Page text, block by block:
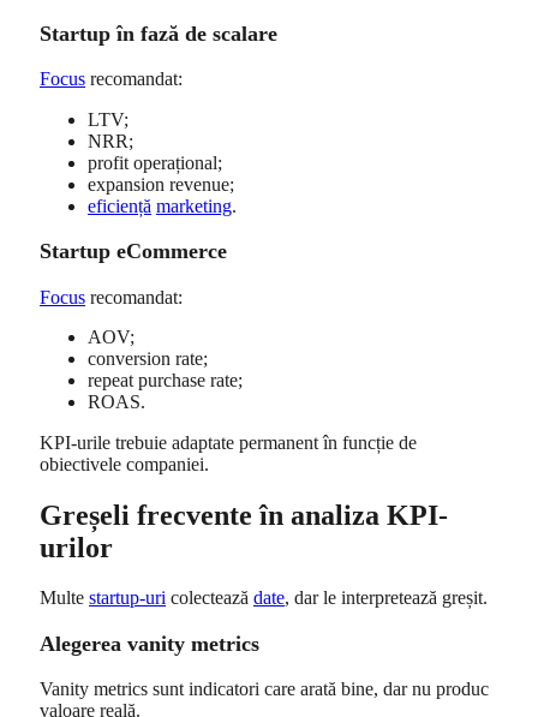
Startup în fază de scalare
Focus recomandat:
LTV;
NRR;
profit operațional;
expansion revenue;
eficiență marketing.
Startup eCommerce
Focus recomandat:
AOV;
conversion rate;
repeat purchase rate;
ROAS.
KPI-urile trebuie adaptate permanent în funcție de
obiectivele companiei.
Greșeli frecvente în analiza KPI-
urilor
Multe startup-uri colectează date, dar le interpretează greșit.
Alegerea vanity metrics
Vanity metrics sunt indicatori care arată bine, dar nu produc
valoare reală.